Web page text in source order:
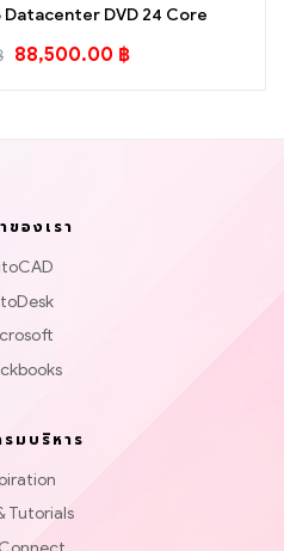
DVD 24 Core
88,500.00 ฿
ของเรา
มบริหาร
Tutorials